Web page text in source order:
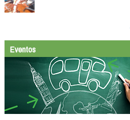
Eventos